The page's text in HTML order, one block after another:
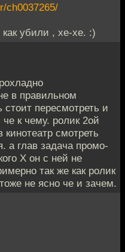
ch0037265/
убили , хе-хе. :)
в правильном
пересмотреть и
к чему. ролик 2ой
кинотеатр смотреть
а глав задача промо-
Х он с ней не
так же как ролик
не ясно че и зачем.